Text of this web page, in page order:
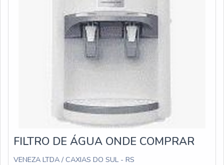
FILTRO DE ÁGUA ONDE COMPRAR
VENEZA LTDA / CAXIAS DO SUL - RS